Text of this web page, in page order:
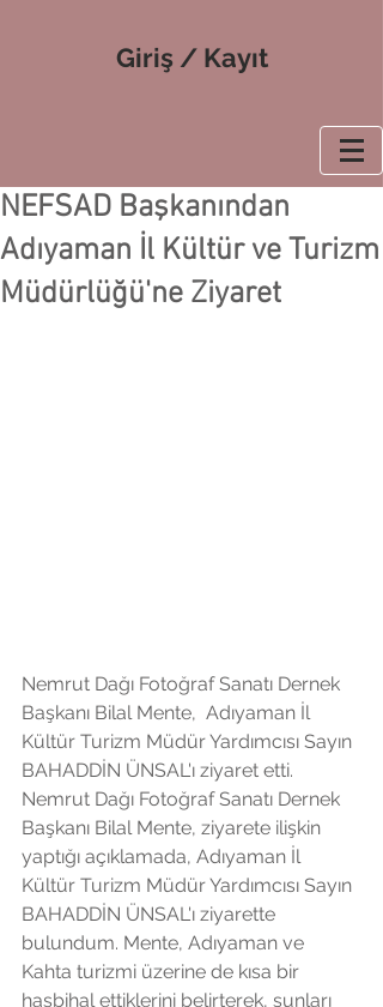
Giriş / Kayıt
NEFSAD Başkanından
Adıyaman İl Kültür ve Turizm
Müdürlüğü'ne Ziyaret
Nemrut Dağı Fotoğraf Sanatı Dernek
Başkanı Bilal Mente,  Adıyaman İl
Kültür Turizm Müdür Yardımcısı Sayın
BAHADDİN ÜNSAL'ı ziyaret etti.
Nemrut Dağı Fotoğraf Sanatı Dernek
Başkanı Bilal Mente, ziyarete ilişkin
yaptığı açıklamada, Adıyaman İl
Kültür Turizm Müdür Yardımcısı Sayın
BAHADDİN ÜNSAL'ı ziyarette
bulundum. Mente, Adıyaman ve
Kahta turizmi üzerine de kısa bir
hasbihal ettiklerini belirterek, şunları